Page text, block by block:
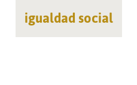
igualdad social